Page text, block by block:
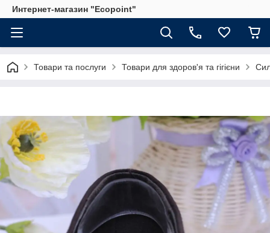
Интернет-магазин "Ecopoint"
Товари та послуги Товари для здоров'я та гігієни